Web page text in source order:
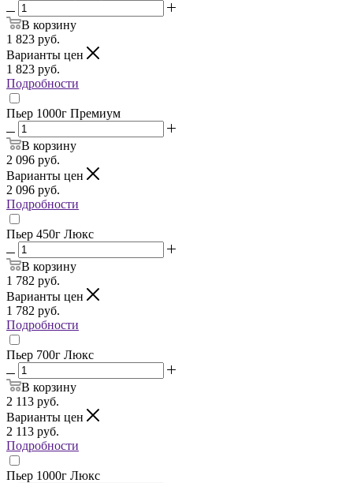
В корзину
1 823 руб.
Варианты цен
1 823 руб.
Подробности
Пьер 1000г Премиум
В корзину
2 096 руб.
Варианты цен
2 096 руб.
Подробности
Пьер 450г Люкс
В корзину
1 782 руб.
Варианты цен
1 782 руб.
Подробности
Пьер 700г Люкс
В корзину
2 113 руб.
Варианты цен
2 113 руб.
Подробности
Пьер 1000г Люкс